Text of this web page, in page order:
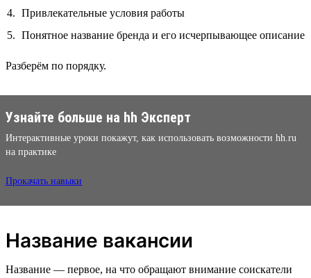
Привлекательные условия работы
Понятное название бренда и его исчерпывающее описание
Разберём по порядку.
Узнайте больше на hh Эксперт
Интерактивные уроки покажут, как использовать возможности hh.ru
на практике
Прокачать навыки
Название вакансии
Название — первое, на что обращают внимание соискатели